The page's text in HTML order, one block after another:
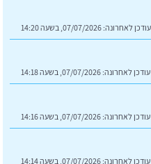
עודכן לאחרונה:07/07/2026, בשעה 14:18
עודכן לאחרונה:07/07/2026, בשעה 14:16
עודכן לאחרונה:07/07/2026, בשעה 14:14